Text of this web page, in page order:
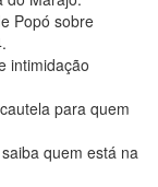
Popó sobre
intimidação
para quem
quem está na